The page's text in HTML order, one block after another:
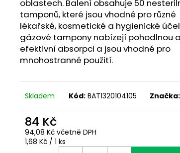
oblastech. Balení obsahuje 50
tamponů, které jsou vhodné pro různé
lékařské, kosmetické a hygienické
gázové tampony nabízejí pohodlnou a
efektivní absorpci a jsou vhodné pro
mnohostranné použití.
Skladem Kód: BAT1320104105 Značka:
84 Kč
94,08 Kč včetně DPH
Měrná
1,68 Kč / 1 ks